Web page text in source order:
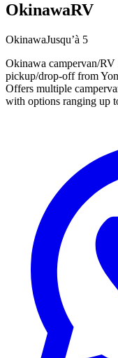
OkinawaRV
OkinawaJusqu’à 5
Okinawa campervan/
pickup/drop-off from
Offers multiple
with options ranging up